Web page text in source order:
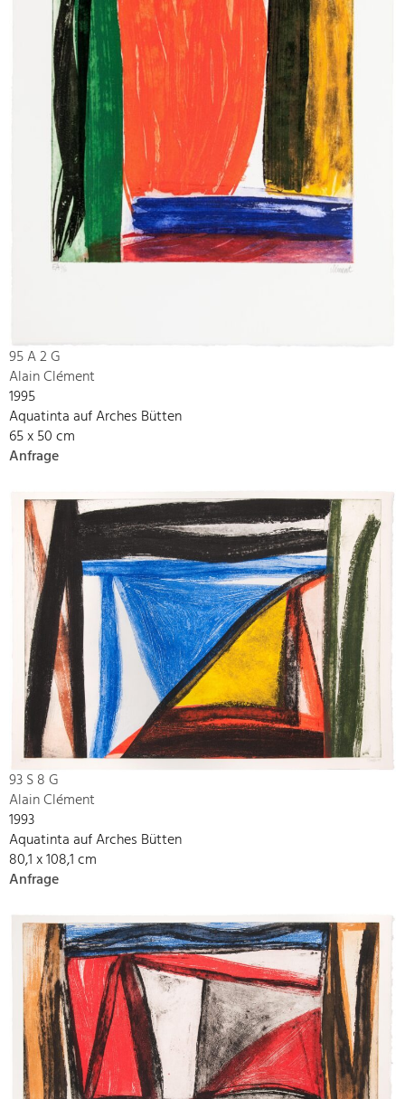
95 A 2 G
Alain Clément
1995
Aquatinta auf Arches Bütten
65 x 50 cm
Anfrage
93 S 8 G
Alain Clément
1993
Aquatinta auf Arches Bütten
80,1 x 108,1 cm
Anfrage